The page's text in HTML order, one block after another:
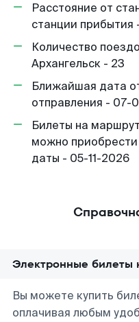
Расстояние от
станции прибытия
Количество
Архангельск - 23
Ближайшая дата
отправления - 07-
Билеты на
можно
даты - 05-11-2026
Электронные билеты
Вы можете купить
оплачивая любым